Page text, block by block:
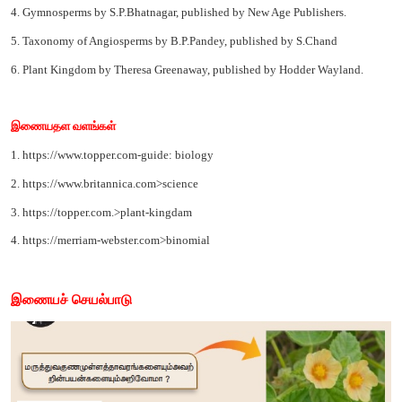
1. Algae by A.V.S.S Sambamurty, published by I.K
house.
2. Bryophyta by Afroz Alam, published by I.K International
3. Pteridophyta by O.P.Sharma, published by Mc Graw Hill